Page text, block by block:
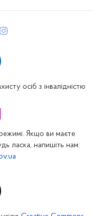
осіб з інвалідністю
Якщо ви маєте
ласка, напишіть нам: